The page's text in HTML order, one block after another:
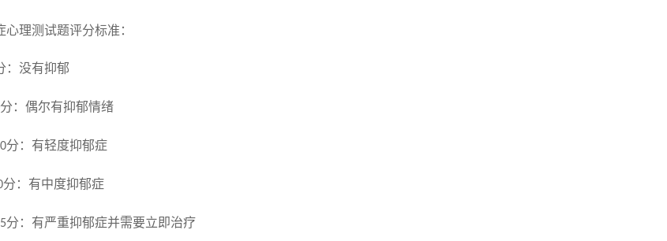
理测试题评分标准：
：没有抑郁
分：偶尔有抑郁情绪
分：有轻度抑郁症
分：有中度抑郁症
分：有严重抑郁症并需要立即治疗